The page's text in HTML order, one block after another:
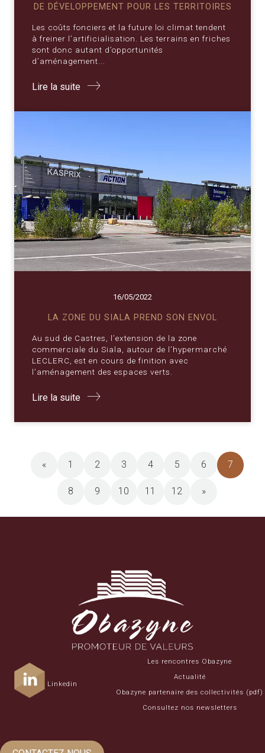
DE DÉVELOPPEMENT POUR LES TERRITOIRES
Les coûts fonciers et la future loi climat tendent
à freiner l’artificialisation. Les terrains en friches
sont donc autant d’opportunités
d’aménagement...
Lire la suite
16/05/2022
LA ZONE DU SIALA PREND SON ENVOL
Au sud de Castres, l’extension de la zone
commerciale du Siala, autour de l’hypermarché
LECLERC, est en cours de finition avec
l’aménagement des espaces verts.
Lire la suite
« 1 2 3 4 5 6 7
8 9 10 11 12 »
Linkedin
Les rencontres Obazyne
Actualité
Obazyne partenaire des collectivités (pdf)
Consultez nos newsletters